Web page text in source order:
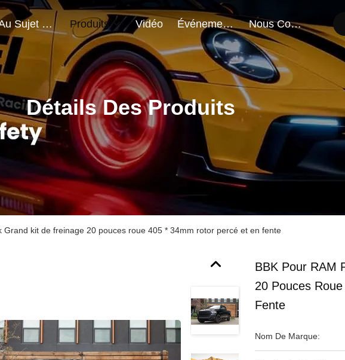
Au Sujet De Nous Produits Vidéo Événements Nous Contacter
Détails Des Produits
Grand kit de freinage 20 pouces roue 405 * 34mm rotor percé et en fente
BBK Pour RAM
20 Pouces
Fente
Nom De Marque: